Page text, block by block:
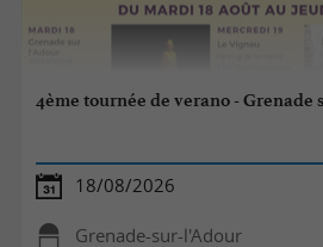
4ème tournée de verano - Grenade
18/08/2026
Grenade-sur-l'Adour